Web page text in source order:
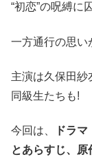
“初恋”の呪縛に
一方通行の思
主演は久保田
同級生たちも!
今回は、
ドラ
とあらすじ、原